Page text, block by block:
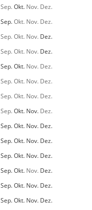
Sep.Okt. Nov. Dez.
Sep.Okt. Nov. Dez.
Sep.Okt. Nov. Dez.
Sep.Okt. Nov. Dez.
Sep.Okt. Nov. Dez.
Sep.Okt. Nov. Dez.
Sep.Okt. Nov. Dez.
Sep.Okt. Nov. Dez.
Sep.Okt. Nov. Dez.
Sep.Okt. Nov. Dez.
Sep.Okt. Nov. Dez.
Sep.Okt. Nov. Dez.
Sep.Okt. Nov. Dez.
Sep.Okt. Nov. Dez.